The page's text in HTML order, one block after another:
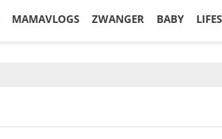
MAMAVLOGS ZWANGER BABY